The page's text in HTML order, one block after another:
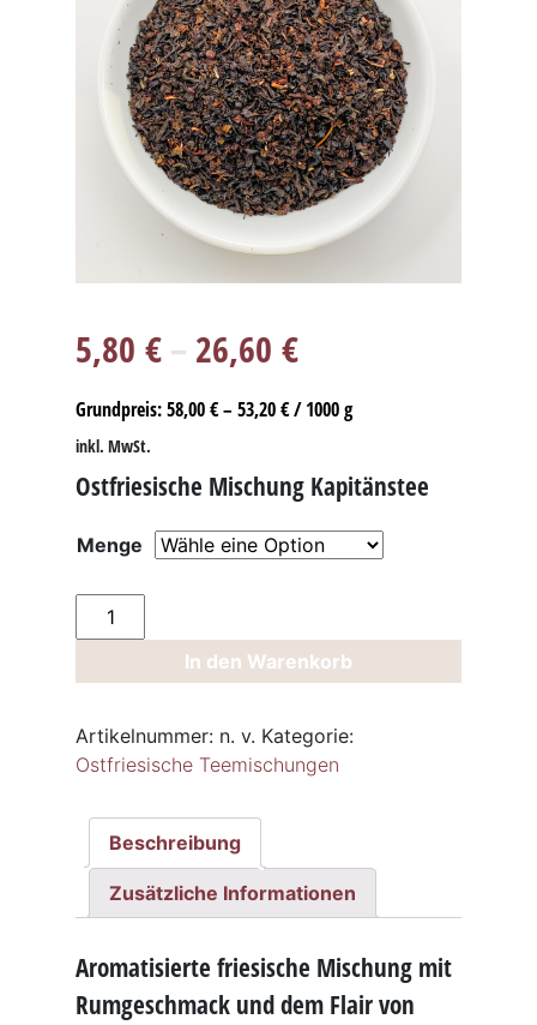
5,80 €– 26,60 €
Grundpreis:58,00€– 53,20€/1000g
inkl. MwSt.
Ostfriesische Mischung Kapitänstee
Menge
Ostfriesische
Mischung
In den Warenkorb
Artikelnummer: n. v. Kategorie:
Ostfriesische Teemischungen
Beschreibung
Zusätzliche Informationen
Aromatisierte friesische Mischung mit
Rumgeschmack und dem Flair von